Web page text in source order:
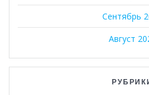
Сентябрь
Август